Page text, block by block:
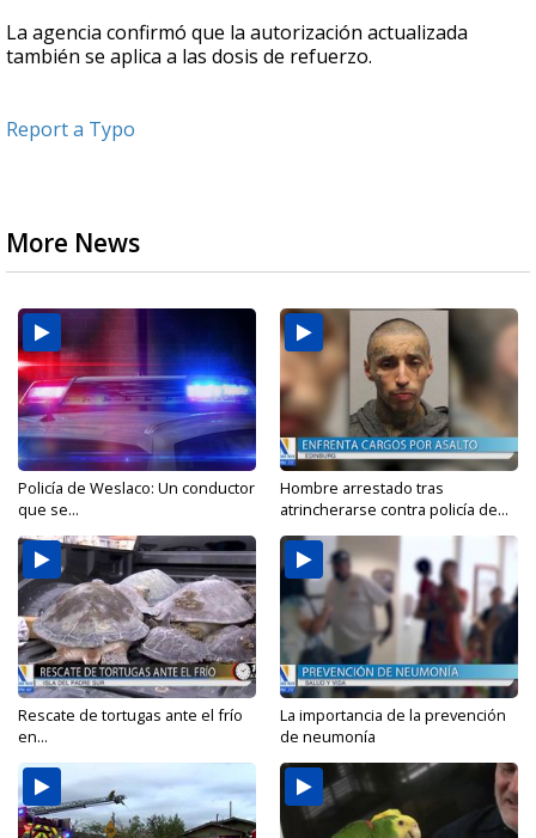
La agencia confirmó que la autorización actualizada
también se aplica a las dosis de refuerzo.
Report a Typo
More News
Policía de Weslaco: Un conductor
que se...
Hombre arrestado tras
atrincherarse contra policía de...
Rescate de tortugas ante el frío
en...
La importancia de la prevención
de neumonía